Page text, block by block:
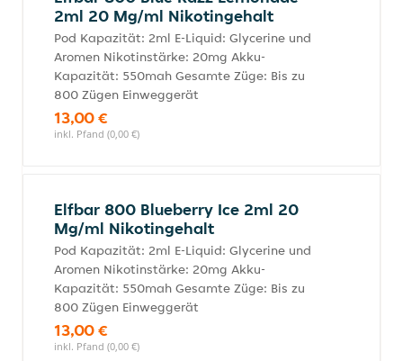
2ml 20 Mg/ml Nikotingehalt
Pod Kapazität: 2ml E-Liquid: Glycerine und
Aromen Nikotinstärke: 20mg Akku-
Kapazität: 550mah Gesamte Züge: Bis zu
800 Zügen Einweggerät
13,00 €
inkl. Pfand (0,00 €)
Elfbar 800 Blueberry Ice 2ml 20
Mg/ml Nikotingehalt
Pod Kapazität: 2ml E-Liquid: Glycerine und
Aromen Nikotinstärke: 20mg Akku-
Kapazität: 550mah Gesamte Züge: Bis zu
800 Zügen Einweggerät
13,00 €
inkl. Pfand (0,00 €)